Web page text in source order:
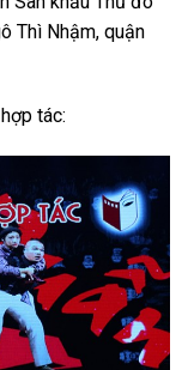
Thì Nhậm, quận
tác: